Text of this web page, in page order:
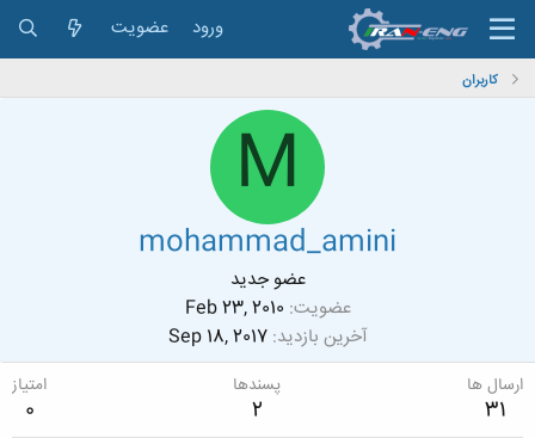
ورود عضویت
کاربران
M
mohammad_amini
عضو جدید
عضویت Feb 23, 2010
آخرین بازدید Sep 18, 2017
ارسال ها
31
پسندها
2
امتیاز
0